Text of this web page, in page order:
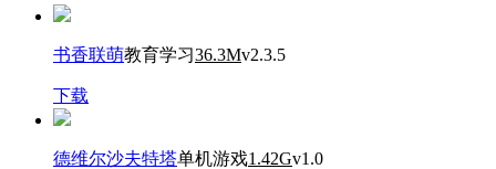
书香联萌教育学习36.3Mv2.3.5
下载
德维尔沙夫特塔单机游戏1.42Gv1.0